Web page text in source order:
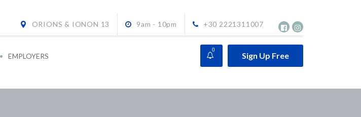
+30 2221311007
9am - 10pm
ORIONS & IONON 13
EMPLOYERS
0
Sign Up Free